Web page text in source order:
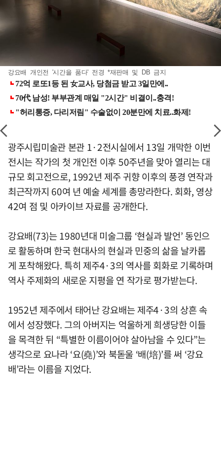
강요배 개인전 '시간을 품다' 전경 *재판매 및 DB 금지
광주시립미술관 본관 1·2전시실에서 13일 개막한 이번
전시는 작가의 첫 개인전 이후 50주년을 맞아 열리는 대
규모 회고전으로, 1992년 제주 귀향 이후의 풍경 연작과
최근작까지 60여 년 예술 세계를 총망라한다. 회화, 영상
42여 점 및 아카이브 자료를 공개한다.
강요배(73)는 1980년대 미술그룹 ‘현실과 발언’ 동인으
로 활동하며 한국 현대사의 현실과 민중의 삶을 날카롭
게 포착해왔다. 특히 제주4·3의 역사를 회화로 기록하며
역사 주제화의 새로운 지평을 연 작가로 평가받는다.
1952년 제주에서 태어난 강요배는 제주4·3의 상흔 속
에서 성장했다. 그의 아버지는 억울하게 희생당한 이들
을 목격한 뒤 “특별한 이름이어야 살아남을 수 있다”는
생각으로 요나라 ‘요(堯)’와 북돋울 ‘배(培)’를 써 ‘강요
배’라는 이름을 지었다.